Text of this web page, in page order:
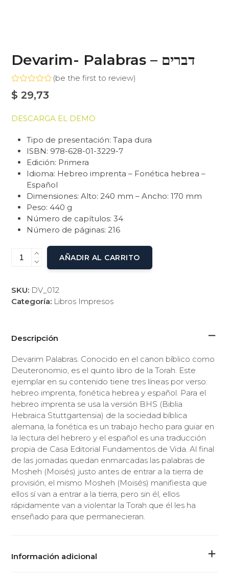
Devarim- Palabras – דברים
Valorado
con
5
(be the first to review)
$ 29,73
DESCARGA EL DEMO
Tipo de presentación: Tapa dura
ISBN: 978-628-01-3229-7
Edición: Primera
Idioma: Hebreo imprenta – Fonética hebrea –
Español
Dimensiones: Alto: 240 mm – Ancho: 170 mm
Peso: 440 g
Número de capítulos: 34
Número de páginas: 216
AÑADIR AL CARRITO
SKU: DV_012
Categoría: Libros Impresos
Descripción
Devarim Palabras. Conocido en el canon bíblico como
Deuteronomio, es el quinto libro de la Torah. Este
ejemplar en su contenido tiene tres líneas por verso:
hebreo imprenta, fonética hebrea y español. Para el
hebreo imprenta se usa la versión BHS (Biblia
Hebraica Stuttgartensia) de la sociedad bíblica
alemana, la fonética es un trabajo hecho para guiar en
la lectura del hebrero y el español es una traducción
propia de Casa Editorial Fundamentos de Vida. Al final
de las jornadas quedan enmarcadas las palabras de
Mosheh (Moisés) justo antes de entrar a la tierra de
provisión, el mismo Mosheh (Moisés) manifiesta que
ellos sí van a entrar a la tierra, pero sin él, ellos
rápidamente van a violentar la Torah que él les ha
enseñado para que permanecieran.
Información adicional